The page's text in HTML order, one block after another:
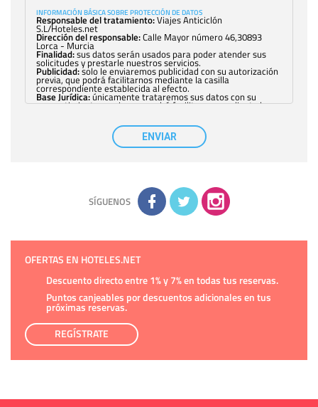
INFORMACIÓN BÁSICA SOBRE PROTECCIÓN DE DATOS
Responsable del tratamiento:Viajes Anticiclón
S.L/Hoteles.net
Dirección del responsable:Calle Mayor número 46,30893
Lorca - Murcia
Finalidad:sus datos serán usados para poder atender sus
solicitudes y prestarle nuestros servicios.
Publicidad:solo le enviaremos publicidad con su autorización
previa, que podrá facilitarnos mediante la casilla
correspondiente establecida al efecto.
Base Jurídica:únicamente trataremos sus datos con su
consentimiento previo, que podrá facilitarnos mediante la
con carácter general, sólo el personal de
nuestra entidad que esté debidamente autorizado podrá
tener conocimiento de la información que le pedimos. No se
comunicarán datos a terceros.
adicional y detallada sobre cómo tratamos sus datos en la
política de privacidad
ENVIAR
SÍGUENOS
OFERTAS EN HOTELES.NET
Descuento directo entre 1% y 7% en todas tus reservas.
Puntos canjeables por descuentos adicionales en tus
próximas reservas.
REGÍSTRATE